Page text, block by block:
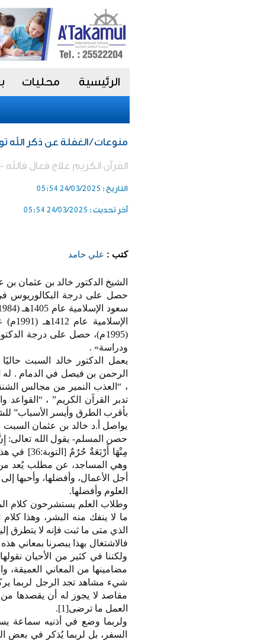
الرئيسية محليات
منوعات / الغفلة عن ذكر الله
القرآن الكريم علاج فعال
التاريخ : 24/03/2025 05:54
آخر تحديث : 24/03/2025 05:54
كتب : علي حامد
حصل على درجة البكالوريوس في
(1995م)، حصل على درجة
ودراسة» .
يعمل الدكتور خالد السبت
الرحمن بن فيصل في الدمام . له
، “العذب النمير من مجالس
تدبر القرآن الكريم” ،
بأقرب الطرق وأيسر الأسباب”
يواصل أ.د خالد بن عثمان السبت
حصن المسلم- يقول الله تعالى:
مِنْهَا
وهي المساجد، عن مطلب يُعد من
العلوم وأفضلها.
وطلاب العلم يستشرحون كلام
الذي متى ما ثبت فإنه لا يتطرق
فالاشتغال بهذا يبصرنا بمعاني
ولكننا في كثير من الأحيان
مضامينها من المعاني العميقة،
شيء مشاهد تجد الرجل لربما
مقاصد لا يجوز له أن يقصدها من
العمل ما ترضى[1].
ولربما وضع في أذنيه سماعة
السفر، بل لربما يُذكر في بعض